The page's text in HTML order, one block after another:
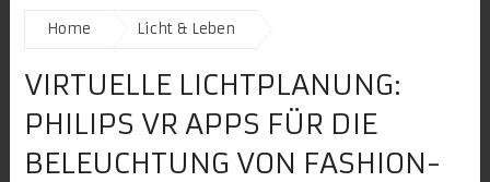
Home Licht & Leben
VIRTUELLE LICHTPLANUNG:
PHILIPS VR APPS FÜR DIE
BELEUCHTUNG VON FASHION-